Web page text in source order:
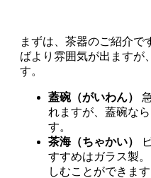
まずは、茶器のご紹介で
ばより雰囲気が出ますが
す。
蓋碗（がいわん）
れますが、蓋碗な
す。
茶海（ちゃかい）
すすめはガラス製
しむことができます